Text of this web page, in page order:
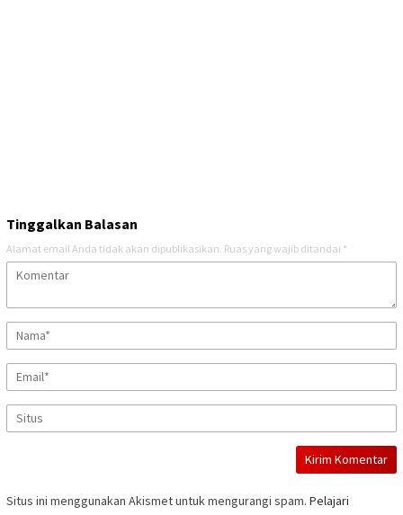
Tinggalkan Balasan
Alamat email Anda tidak akan dipublikasikan. Ruas yang wajib ditandai *
Situs ini menggunakan Akismet untuk mengurangi spam. Pelajari